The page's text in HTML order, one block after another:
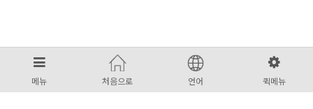
처음으로
메뉴 언어 퀵메뉴